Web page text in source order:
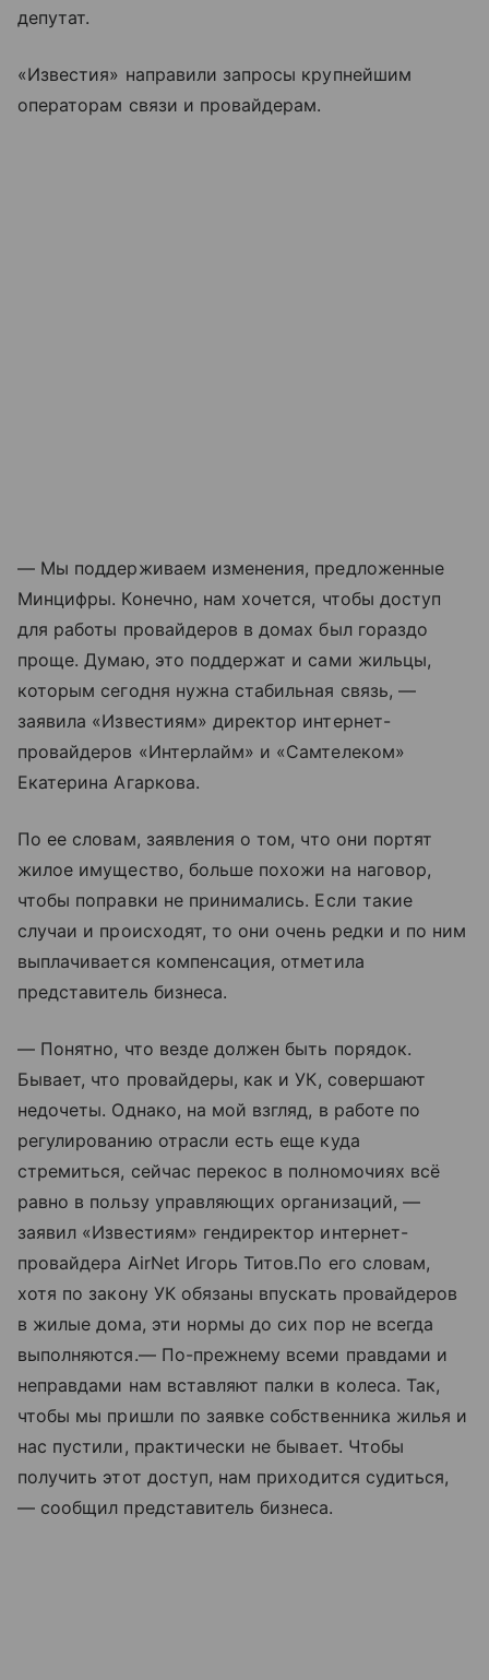
депутат.
«Известия» направили запросы крупнейшим
операторам связи и провайдерам.
— Мы поддерживаем изменения, предложенные
Минцифры. Конечно, нам хочется, чтобы доступ
для работы провайдеров в домах был гораздо
проще. Думаю, это поддержат и сами жильцы,
которым сегодня нужна стабильная связь, —
заявила «Известиям» директор интернет-
провайдеров «Интерлайм» и «Самтелеком»
Екатерина Агаркова.
По ее словам, заявления о том, что они портят
жилое имущество, больше похожи на наговор,
чтобы поправки не принимались. Если такие
случаи и происходят, то они очень редки и по ним
выплачивается компенсация, отметила
представитель бизнеса.
— Понятно, что везде должен быть порядок.
Бывает, что провайдеры, как и УК, совершают
недочеты. Однако, на мой взгляд, в работе по
регулированию отрасли есть еще куда
стремиться, сейчас перекос в полномочиях всё
равно в пользу управляющих организаций, —
заявил «Известиям» гендиректор интернет-
провайдера AirNet Игорь Титов.По его словам,
хотя по закону УК обязаны впускать провайдеров
в жилые дома, эти нормы до сих пор не всегда
выполняются.— По-прежнему всеми правдами и
неправдами нам вставляют палки в колеса. Так,
чтобы мы пришли по заявке собственника жилья и
нас пустили, практически не бывает. Чтобы
получить этот доступ, нам приходится судиться,
— сообщил представитель бизнеса.